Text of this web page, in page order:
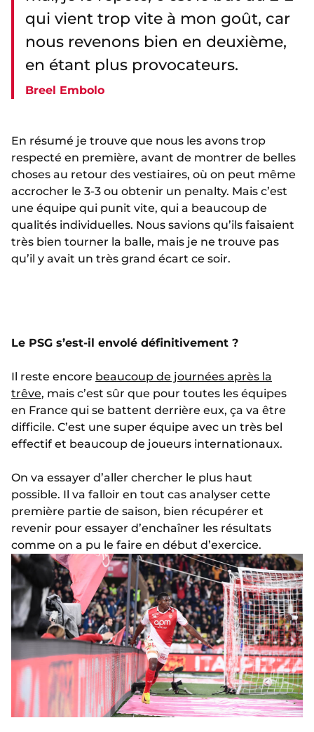
qui vient trop vite à mon goût, car
nous revenons bien en deuxième,
en étant plus provocateurs.
Breel Embolo
En résumé je trouve que nous les avons trop
respecté en première, avant de montrer de belles
choses au retour des vestiaires, où on peut même
accrocher le 3-3 ou obtenir un penalty. Mais c’est
une équipe qui punit vite, qui a beaucoup de
qualités individuelles. Nous savions qu’ils faisaient
très bien tourner la balle, mais je ne trouve pas
qu’il y avait un très grand écart ce soir.
Le PSG s’est-il envolé définitivement ?
Il reste encore beaucoup de journées après la
trêve, mais c’est sûr que pour toutes les équipes
en France qui se battent derrière eux, ça va être
difficile. C’est une super équipe avec un très bel
effectif et beaucoup de joueurs internationaux.
On va essayer d’aller chercher le plus haut
possible. Il va falloir en tout cas analyser cette
première partie de saison, bien récupérer et
revenir pour essayer d’enchaîner les résultats
comme on a pu le faire en début d’exercice.